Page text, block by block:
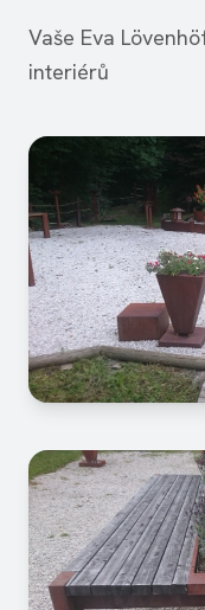
Vaše Eva
interiérů